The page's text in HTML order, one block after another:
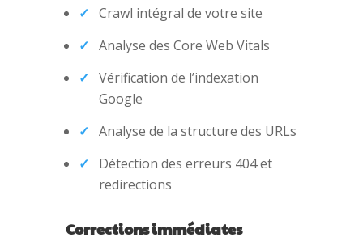
Crawl intégral de votre site
Analyse des Core Web Vitals
Vérification de l’indexation
Google
Analyse de la structure des URLs
Détection des erreurs 404 et
redirections
Corrections immédiates